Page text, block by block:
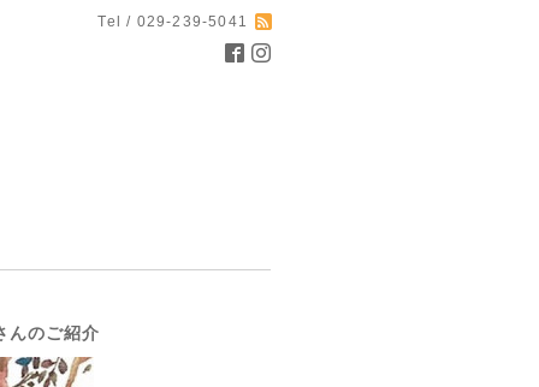
Tel / 029-239-5041
んのご紹介